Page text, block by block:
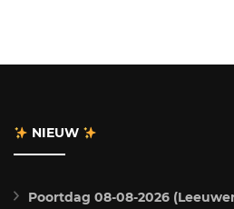
NIEUW
Poortdag 08-08-2026